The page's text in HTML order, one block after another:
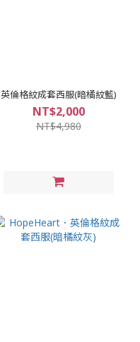
英倫格紋成套西服(暗橘紋藍)
NT$2,000
NT$4,980